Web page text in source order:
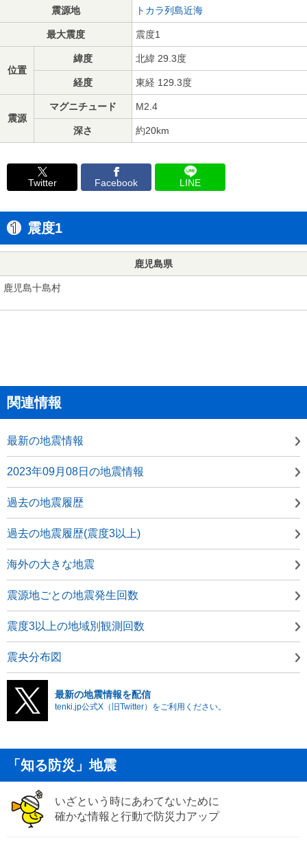
震源地 トカラ列島近海
最大震度 震度1
位置
緯度 北緯 29.3度
経度 東経 129.3度
震源
マグニチュード M2.4
深さ 約20km
Twitter Facebook LINE
震度1
鹿児島県
鹿児島十島村
関連情報
最新の地震情報
2023年09月08日の地震情報
過去の地震履歴
過去の地震履歴(震度3以上)
海外の大きな地震
震源地ごとの地震発生回数
震度3以上の地域別観測回数
震央分布図
最新の地震情報を配信
tenki.jp公式X（旧Twitter）をご利用ください。
「知る防災」地震
いざという時にあわてないために
確かな情報と行動で防災力アップ